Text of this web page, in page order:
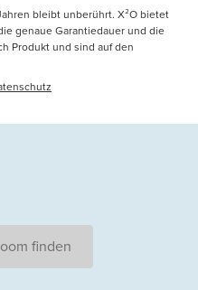
bleibt unberührt. X²O bietet
genaue Garantiedauer und die
Produkt und sind auf den
finden